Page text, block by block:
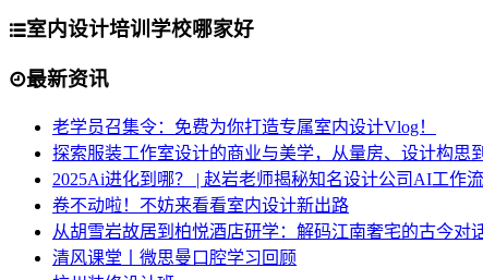
室内设计培训学校哪家好
最新资讯
老学员召集令：免费为你打造专属室内设计Vlog！
探索服装工作室设计的商业与美学，从量房、设计构思
2025Ai进化到哪？ | 赵岩老师揭秘知名设计公司AI工作流
卷不动啦！不妨来看看室内设计新出路
从胡雪岩故居到柏悦酒店研学：解码江南奢宅的古今对
清风课堂丨微思曼口腔学习回顾